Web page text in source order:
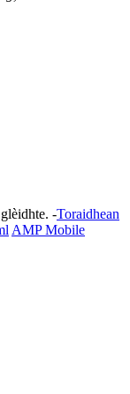
-Toraidhean
AMP Mobile